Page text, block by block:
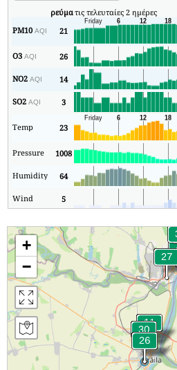
ρεύματις τελευταίες 2 ημέρες
PM10AQI 21
O3AQI 26
NO2AQI 14
SO2AQI 3
Temp 23
Pressure 1008
Humidity 64
Wind 5
+
−